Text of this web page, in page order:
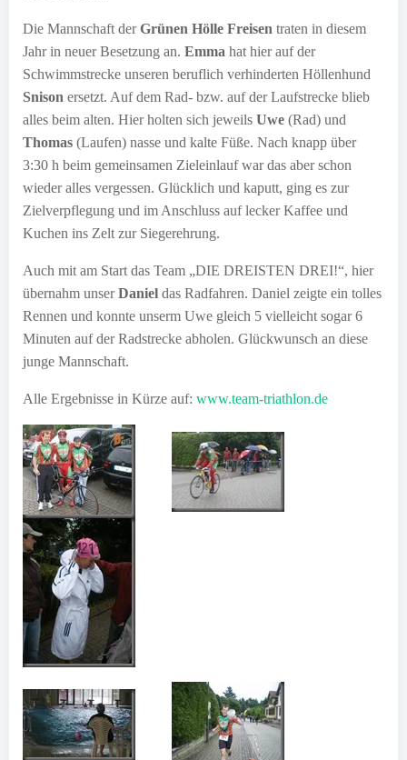
Die Mannschaft derGrünen Hölle Freisen traten in diesem
Jahr in neuer Besetzung an. Emma hat hier auf der
Schwimmstrecke unseren beruflich verhinderten Höllenhund
Snison ersetzt. Auf dem Rad- bzw. auf der Laufstrecke blieb
alles beim alten. Hier holten sich jeweils Uwe (Rad) und
Thomas (Laufen) nasse und kalte Füße. Nach knapp über
3:30 h beim gemeinsamen Zieleinlauf war das aber schon
wieder alles vergessen. Glücklich und kaputt, ging es zur
Zielverpflegung und im Anschluss auf lecker Kaffee und
Kuchen ins Zelt zur Siegerehrung.
Auch mit am Start das Team „DIE DREISTEN DREI!“, hier
übernahm unserDaniel das Radfahren. Daniel zeigte ein tolles
Rennen und konnte unserm Uwe gleich 5 vielleicht sogar 6
Minuten auf der Radstrecke abholen. Glückwunsch an diese
junge Mannschaft.
Alle Ergebnisse in Kürze auf: www.team-triathlon.de